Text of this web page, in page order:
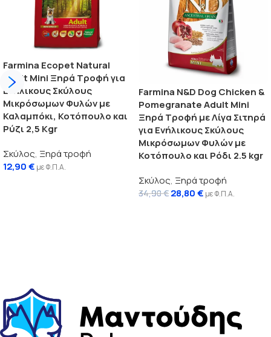
Farmina Ecopet Natural
Adult Mini Ξηρά Τροφή για
Ενήλικους Σκύλους
Μικρόσωμων Φυλών με
Καλαμπόκι, Κοτόπουλο και
Ρύζι 2,5 Kgr
Σκύλος, Ξηρά τροφή
12,90€ με Φ.Π.Α.
Farmina N&D Dog Chicken &
Pomegranate Adult Mini
Ξηρά Τροφή με Λίγα Σιτηρά
για Ενήλικους Σκύλους
Μικρόσωμων Φυλών με
Κοτόπουλο και Ρόδι 2.5 kgr
Σκύλος, Ξηρά τροφή
34,90€ 28,80€ με Φ.Π.Α.